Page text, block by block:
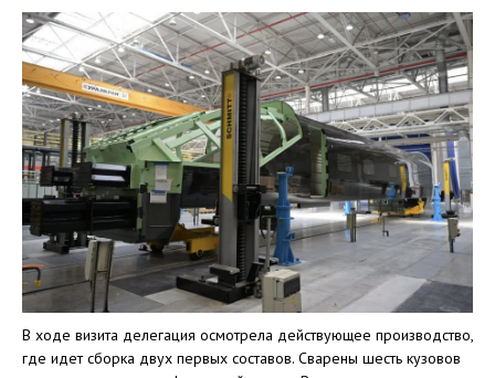
В ходе визита делегация осмотрела действующее производство,
где идет сборка двух первых составов. Сварены шесть кузовов